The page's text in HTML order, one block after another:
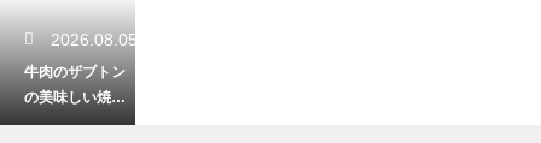
2026.08.05
牛肉のザブトン
の美味しい焼き
方と最高の食べ